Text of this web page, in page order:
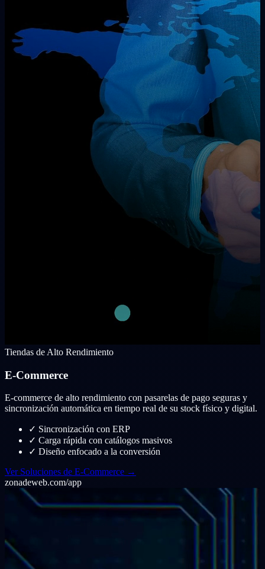
Tiendas de Alto Rendimiento
E-Commerce
E-commerce de alto rendimiento con pasarelas de pago seguras y
sincronización automática en tiempo real de su stock físico y digital.
✓ Sincronización con ERP
✓ Carga rápida con catálogos masivos
✓ Diseño enfocado a la conversión
Ver Soluciones de E-Commerce →
zonadeweb.com/app